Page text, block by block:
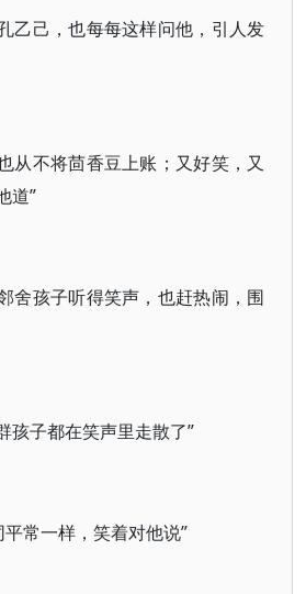
乙己，也每每这样问他，引人发
不将茴香豆上账；又好笑，又
道”
孩子听得笑声，也赶热闹，围
子都在笑声里走散了”
常一样，笑着对他说”